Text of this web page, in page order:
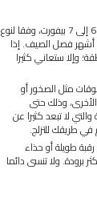
يمكنك ممارسة الكايت سيرف إذا ما تراوحت سرعة الرياح ما بين 8 إلى 10 عقدة، حوالي 3 بيفورت، وحتى وصولها إلى 20/27 عقدة، أي من 6 إلى 7 بيفورت، وفقا لنوع
أشهر فصل الصيف. إذا
وإلا ستعاني كثيرا
مثل الصخور أو
وذلك حتى
لا تبعد كثيرا عن
في طريقك للتزلج.
طويلة أو حذاء
ولا تنسى دائما